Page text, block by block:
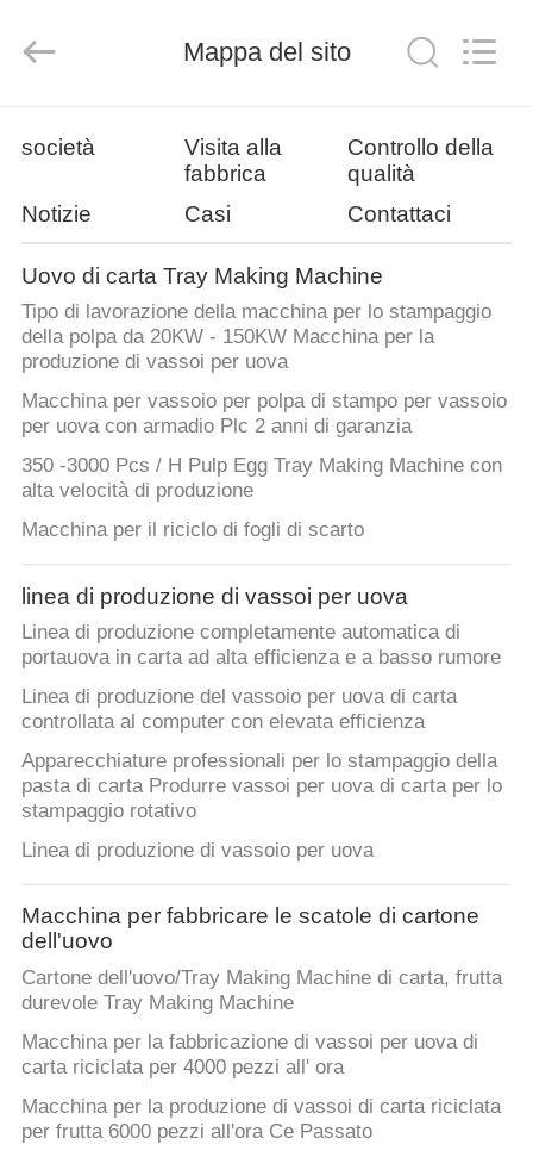
PRODOTTI
VIDEO
CHI
SIAMO
FATORY
TOUR
CONTROLLO
DI
QUALITÀ
CONTATTACI
NOTIZIE
TUTTI
CASI
RICHIEDERE
UN
PREVENTIVO
Packing
Machinery
Mappa del sito
società
Visita alla
fabbrica
Controllo della
qualità
Notizie
Casi Contattaci
Uovo di carta Tray Making Machine
Tipo di lavorazione della macchina per lo stampaggio
della polpa da 20KW - 150KW Macchina per la
produzione di vassoi per uova
Macchina per vassoio per polpa di stampo per vassoio
per uova con armadio Plc 2 anni di garanzia
350 -3000 Pcs / H Pulp Egg Tray Making Machine con
alta velocità di produzione
Macchina per il riciclo di fogli di scarto
linea di produzione di vassoi per uova
Linea di produzione completamente automatica di
portauova in carta ad alta efficienza e a basso rumore
Linea di produzione del vassoio per uova di carta
controllata al computer con elevata efficienza
Apparecchiature professionali per lo stampaggio della
pasta di carta Produrre vassoi per uova di carta per lo
stampaggio rotativo
Linea di produzione di vassoio per uova
Macchina per fabbricare le scatole di cartone
dell'uovo
Cartone dell'uovo/Tray Making Machine di carta, frutta
durevole Tray Making Machine
Macchina per la fabbricazione di vassoi per uova di
carta riciclata per 4000 pezzi all' ora
Macchina per la produzione di vassoi di carta riciclata
per frutta 6000 pezzi all'ora Ce Passato